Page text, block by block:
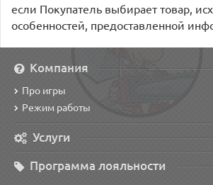
если Покупатель выбирает товар,
особенностей, предоставленной
Компания
Про игры
Режим работы
Услуги
Программа лояльности